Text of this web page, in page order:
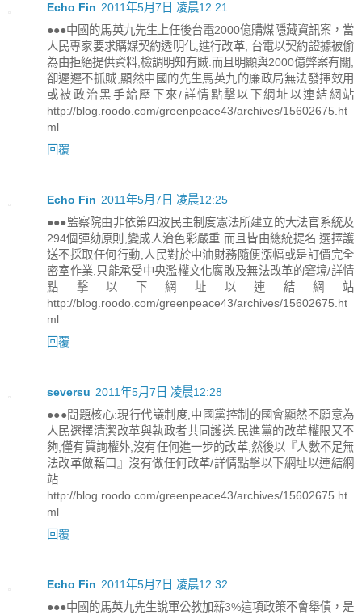
Echo Fin 2011年5月7日 凌晨12:21
●●●中國的馬英九先生上任後台電2000億購煤隱藏資訊案，當
人民專家要求購媒契約透明化,進行改革, 台電以契約證據被偷
為由拒絕提供資料,檢調明知有賊.而且明顯與2000億弊案有關,
卻遲遲不抓賊,顯然中國的先生馬英九的廉政局無法發揮效用
或被政治黑手給壓下來/詳情點擊以下網址以連結網站
http://blog.roodo.com/greenpeace43/archives/15602675.ht
ml
回覆
Echo Fin 2011年5月7日 凌晨12:25
●●●監察院由非依第四波民主制度憲法所建立的大法官系統及
294個彈劾原則,變成人治色彩嚴重.而且皆由總統提名.選擇護
送不採取任何行動,人民對於中油財務隨便漲幅或是訂價完全
密室作業,只能承受中央濫權文化腐敗及無法改革的窘境/詳情
點擊以下網址以連結網站
http://blog.roodo.com/greenpeace43/archives/15602675.ht
ml
回覆
seversu 2011年5月7日 凌晨12:28
●●●問題核心:現行代議制度,中國黨控制的國會顯然不願意為
人民選擇清潔改革與執政者共同護送.民進黨的改革權限又不
夠,僅有質詢權外,沒有任何進一步的改革,然後以『人數不足無
法改革做藉口』沒有做任何改革/詳情點擊以下網址以連結網
站
http://blog.roodo.com/greenpeace43/archives/15602675.ht
ml
回覆
Echo Fin 2011年5月7日 凌晨12:32
●●●中國的馬英九先生說軍公教加薪3%這項政策不會舉債，是